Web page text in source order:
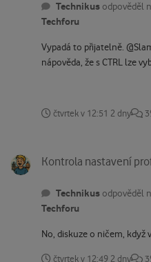
Technikus odpověděl
Techforu
Vypadá to přijatelně. @Slamb Ještě by se tam mohla připsat
nápověda, že s CTRL lze
čtvrtek v 12:51 2 dny
Kontrola nastavení
Technikus odpověděl
Techforu
No, diskuze o ničem, když
čtvrtek v 12:49 2 dny